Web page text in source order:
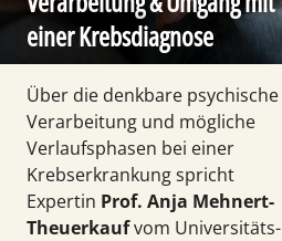
einer Krebs­diagnose
Über die denkbare psychische
Verarbeitung und mögliche
Verlaufs­phasen bei einer
Krebs­erkrankung spricht
Expertin Prof. Anja Mehnert-
Theuer­kaufvom Universitäts­